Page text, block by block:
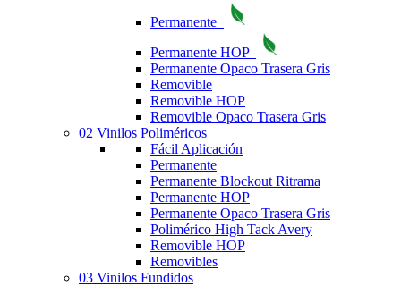
Permanente
Permanente HOP
Permanente Opaco Trasera Gris
Removible
Removible HOP
Removible Opaco Trasera Gris
02 Vinilos Poliméricos
Fácil Aplicación
Permanente
Permanente Blockout Ritrama
Permanente HOP
Permanente Opaco Trasera Gris
Polimérico High Tack Avery
Removible HOP
Removibles
03 Vinilos Fundidos